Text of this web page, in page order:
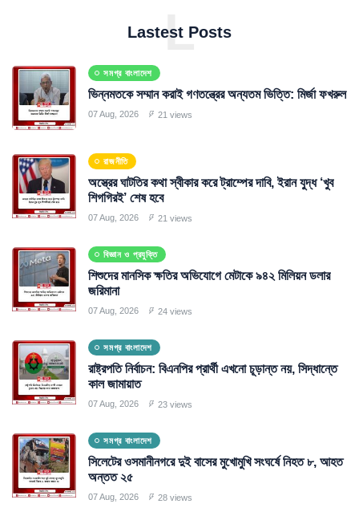
Lastest Posts
L
সমগ্র বাংলাদেশ
ভিন্নমতকে সম্মান করাই গণতন্ত্রের অন্যতম ভিত্তি: মির্জা ফখরুল
07 Aug, 2026 21 views
রাজনীতি
অস্ত্রের ঘাটতির কথা স্বীকার করে ট্রাম্পের দাবি, ইরান যুদ্ধ ‘খুব
শিগগিরই’ শেষ হবে
07 Aug, 2026 21 views
বিজ্ঞান ও প্রযুক্তি
শিশুদের মানসিক ক্ষতির অভিযোগে মেটাকে ৯৪২ মিলিয়ন ডলার
জরিমানা
07 Aug, 2026 24 views
সমগ্র বাংলাদেশ
রাষ্ট্রপতি নির্বাচন: বিএনপির প্রার্থী এখনো চূড়ান্ত নয়, সিদ্ধান্তে
কাল জামায়াত
07 Aug, 2026 23 views
সমগ্র বাংলাদেশ
সিলেটের ওসমানীনগরে দুই বাসের মুখোমুখি সংঘর্ষে নিহত ৮, আহত
অন্তত ২৫
07 Aug, 2026 28 views